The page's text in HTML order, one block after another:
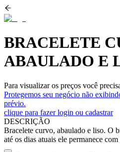
BRACELETE
ABAULADO E
Para visualizar os preços você
Protegemos seu negócio não
prévio.
clique para fazer login ou cadastrar
DESCRIÇÃO
Bracelete curvo, abaulado e liso. O
até os dias atuais ele permanece